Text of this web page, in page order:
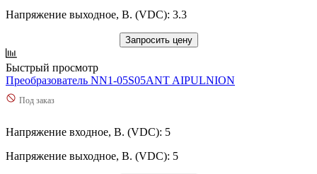
Напряжение выходное, В. (VDC): 3.3
Запросить цену
Быстрый просмотр
Преобразователь NN1-05S05ANT AIPULNION
Под заказ
Напряжение входное, В. (VDC): 5
Напряжение выходное, В. (VDC): 5